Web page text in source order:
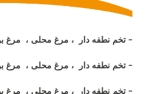
- تخم نطفه دار ، مرغ محلی ، مرغ
- تخم نطفه دار ، مرغ محلی ، مرغ
- تخم نطفه دار ، مرغ محلی ، مرغ